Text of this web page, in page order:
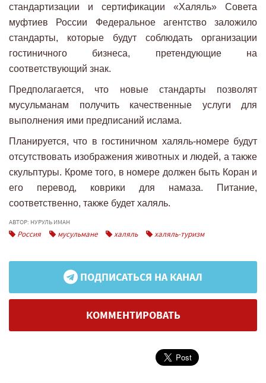
стандартизации и сертификации «Халяль» Совета
муфтиев России Федеральное агентство заложило
стандарты, которые будут соблюдать организации
гостиничного бизнеса, претендующие на
соответствующий знак.
Предполагается, что новые стандарты позволят
мусульманам получить качественные услуги для
выполнения ими предписаний ислама.
Планируется, что в гостиничном халяль-номере будут
отсутствовать изображения животных и людей, а также
скульптуры. Кроме того, в номере должен быть Коран и
его перевод, коврики для намаза. Питание,
соответственно, также будет халяль.
АВТОР: НУРУЛЬ ИМАН
Россия мусульмане халяль халяль-туризм
ПОДПИСАТЬСЯ НА КАНАЛ
КОММЕНТИРОВАТЬ